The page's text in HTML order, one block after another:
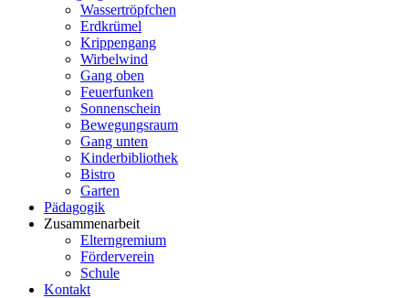
Wassertröpfchen
Erdkrümel
Krippengang
Wirbelwind
Gang oben
Feuerfunken
Sonnenschein
Bewegungsraum
Gang unten
Kinderbibliothek
Bistro
Garten
Pädagogik
Zusammenarbeit
Elterngremium
Förderverein
Schule
Kontakt